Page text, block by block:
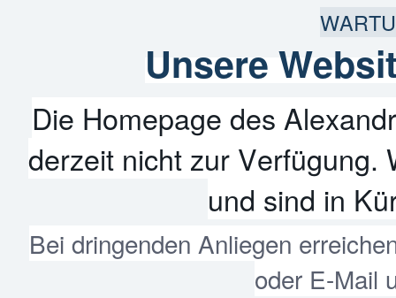
Unsere
Die Homepage des
derzeit nicht zur Verfügung.
und sind in
Bei dringenden Anliegen
oder E-Mail